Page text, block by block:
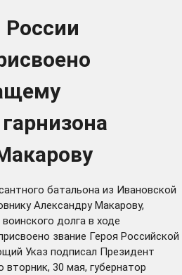
России
батальона из Ивановской
Александру Макарову,
долга в ходе
звание Героя Российской
Указ подписал Президент
30 мая, губернатор